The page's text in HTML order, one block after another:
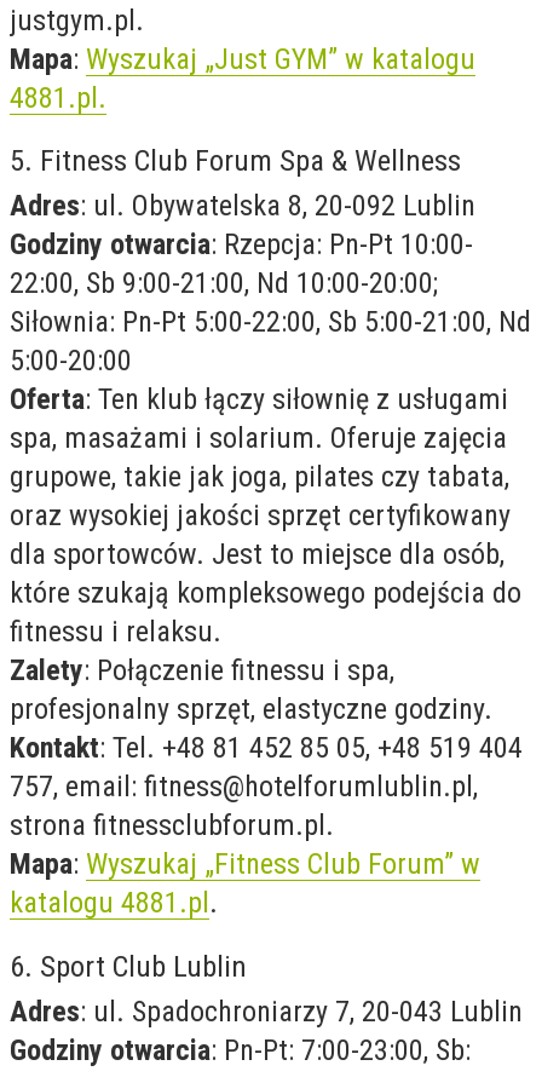
justgym.pl.
Mapa: Wyszukaj „Just GYM” w katalogu
4881.pl.
5. Fitness Club Forum Spa & Wellness
Adres: ul. Obywatelska 8, 20-092 Lublin
Godziny otwarcia: Rzepcja: Pn-Pt 10:00-
22:00, Sb 9:00-21:00, Nd 10:00-20:00;
Siłownia: Pn-Pt 5:00-22:00, Sb 5:00-21:00, Nd
5:00-20:00
Oferta: Ten klub łączy siłownię z usługami
spa, masażami i solarium. Oferuje zajęcia
grupowe, takie jak joga, pilates czy tabata,
oraz wysokiej jakości sprzęt certyfikowany
dla sportowców. Jest to miejsce dla osób,
które szukają kompleksowego podejścia do
fitnessu i relaksu.
Zalety: Połączenie fitnessu i spa,
profesjonalny sprzęt, elastyczne godziny.
Kontakt: Tel. +48 81 452 85 05, +48 519 404
757, email: fitness@hotelforumlublin.pl ,
strona fitnessclubforum.pl.
Mapa: Wyszukaj „Fitness Club Forum” w
katalogu 4881.pl .
6. Sport Club Lublin
Adres: ul. Spadochroniarzy 7, 20-043 Lublin
Godziny otwarcia: Pn-Pt: 7:00-23:00, Sb: